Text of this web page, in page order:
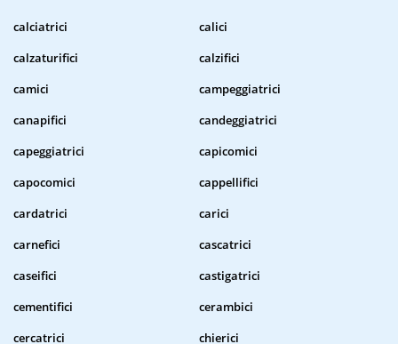
calciatrici
calici
calzaturifici
calzifici
camici
campeggiatrici
canapifici
candeggiatrici
capeggiatrici
capicomici
capocomici
cappellifici
cardatrici
carici
carnefici
cascatrici
caseifici
castigatrici
cementifici
cerambici
cercatrici
chierici